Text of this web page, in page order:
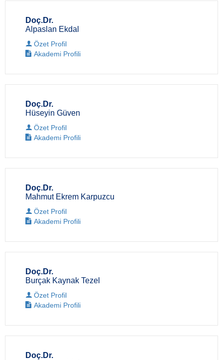
Doç.Dr.
Alpaslan Ekdal
Özet Profil
Akademi Profili
Doç.Dr.
Hüseyin Güven
Özet Profil
Akademi Profili
Doç.Dr.
Mahmut Ekrem Karpuzcu
Özet Profil
Akademi Profili
Doç.Dr.
Burçak Kaynak Tezel
Özet Profil
Akademi Profili
Doç.Dr.